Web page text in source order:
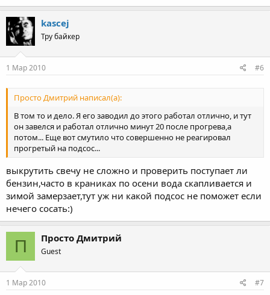
kascej
Тру байкер
1 Мар 2010 #6
Просто Дмитрий написал(а):
В том то и дело. Я его заводил до этого работал отлично, и тут
он завелся и работал отлично минут 20 после прогрева,а
потом... Еще вот смутило что совершенно не реагировал
прогретый на подсос...
выкрутить свечу не сложно и проверить поступает ли
бензин,часто в краниках по осени вода скапливается и
зимой замерзает,тут уж ни какой подсос не поможет если
нечего сосать:)
П Просто Дмитрий
Guest
1 Мар 2010 #7